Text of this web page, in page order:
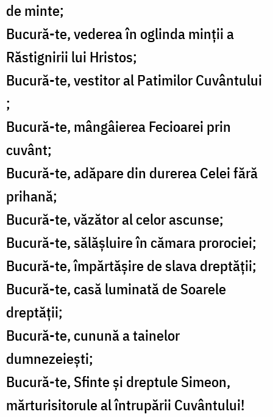
de minte;
Bucură-te, vederea în oglinda minții a
Răstignirii lui Hristos;
Bucură-te, vestitor al Patimilor Cuvântului
;
Bucură-te, mângâierea Fecioarei prin
cuvânt;
Bucură-te, adăpare din durerea Celei fără
prihană;
Bucură-te, văzător al celor ascunse;
Bucură-te, sălășluire în cămara prorociei;
Bucură-te, împărtășire de slava dreptății;
Bucură-te, casă luminată de Soarele
dreptății;
Bucură-te, cunună a tainelor
dumnezeiești;
Bucură-te, Sfinte și dreptule Simeon,
mărturisitorule al întrupării Cuvântului!